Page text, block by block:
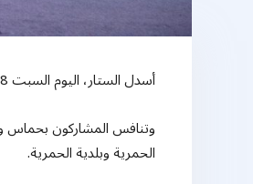
أسدل الستار، اليوم السبت 28 فبراير 2026، على النسخة الثامنة من بطولة الحمرية للبلايستيشن، بتتويج الفائزين بالمراكز الثلاثة الأولى، وذلك بعد تنافس دام 3 أيام بين أكثر من 100 مشارك.
الحمرية وبلدية الحمرية.